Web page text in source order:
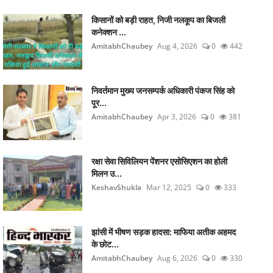
किसानों को बड़ी राहत, निजी नलकूप का बिजली
कनेक्शन ...
AmitabhChaubey Aug 4, 2026 0 442
निवर्तमान मुख्य जनसम्पर्क अधिकारी पंकज सिंह को
पूर...
AmitabhChaubey Apr 3, 2026 0 381
रक्षा सेवा सिविलियन पेंशनर एसोसिएशन का होली
मिलन उ...
KeshavShukla Mar 12, 2025 0 333
झांसी में भीषण सड़क हादसा: माफिया अतीक अहमद
के छोट...
AmitabhChaubey Aug 6, 2026 0 330